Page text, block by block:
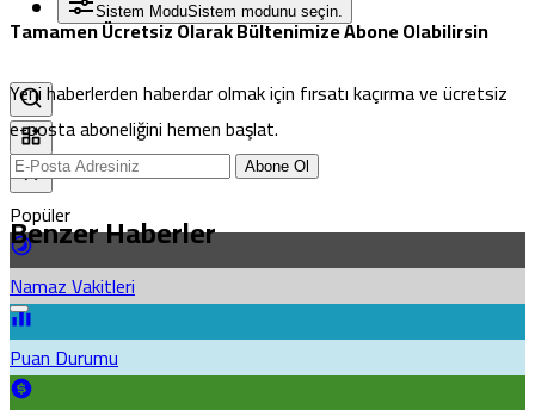
Sistem ModuSistem modunu seçin.
Popüler
Namaz Vakitleri
Puan Durumu
Tamamen Ücretsiz Olarak Bültenimize Abone Olabilirsin
Yeni haberlerden haberdar olmak için fırsatı kaçırma ve ücretsiz
e-posta aboneliğini hemen başlat.
Abone Ol
Benzer Haberler